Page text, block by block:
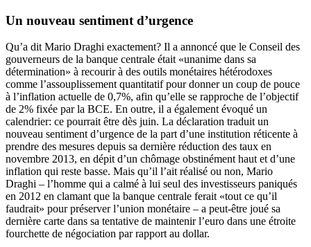
Un nouveau sentiment d’urgence
Qu’a dit Mario Draghi exactement? Il a annoncé que le Conseil des
gouverneurs de la banque centrale était «unanime dans sa
détermination» à recourir à des outils monétaires hétérodoxes
comme l’assouplissement quantitatif pour donner un coup de pouce
à l’inflation actuelle de 0,7%, afin qu’elle se rapproche de l’objectif
de 2% fixée par la BCE. En outre, il a également évoqué un
calendrier: ce pourrait être dès juin. La déclaration traduit un
nouveau sentiment d’urgence de la part d’une institution réticente à
prendre des mesures depuis sa dernière réduction des taux en
novembre 2013, en dépit d’un chômage obstinément haut et d’une
inflation qui reste basse. Mais qu’il l’ait réalisé ou non, Mario
Draghi – l’homme qui a calmé à lui seul des investisseurs paniqués
en 2012 en clamant que la banque centrale ferait «tout ce qu’il
faudrait» pour préserver l’union monétaire – a peut-être joué sa
dernière carte dans sa tentative de maintenir l’euro dans une étroite
fourchette de négociation par rapport au dollar.